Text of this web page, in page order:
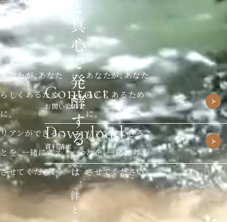
あなたが、あなた
らしくあるため
に。
リアンができるこ
とを、一緒に考え
させてください。
あなたが、あなた
らしくあるため
に。
リアンができるこ
とを、一緒に考え
させてください。
Contact
お問い合わせ
Download
資料請求